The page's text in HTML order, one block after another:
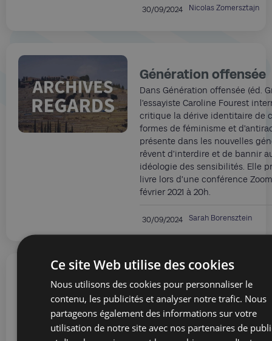
30/09/2024 Nicolas Zomersztajn
Génération offensée
Dans Génération offensée (éd.
l’essayiste Caroline Fourest
critique la dérive identitaire de
formes de féminisme et
présente dans les nouvelles
rêvent d’interdire et de bannir
idéologie des sensibilités. Elle
livre lors d’une conférence
février 2021 à 20h.
30/09/2024 Sarah Borensztein
La solitude est mère
l'inquiétude
accordé à la télévision suisse en
Ce site Web utilise des cookies
Nous utilisons des cookies pour personnaliser le
contenu, les publicités et analyser notre trafic. Nous
partageons également des informations sur votre
utilisation de notre site avec nos partenaires de